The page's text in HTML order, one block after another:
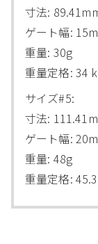
寸法:
ゲート幅:
重量: 30g
重量定格: 34
サイズ#5:
寸法:
ゲート幅:
重量: 48g
重量定格: